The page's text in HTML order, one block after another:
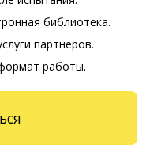
библиотека.
партнеров.
работы.